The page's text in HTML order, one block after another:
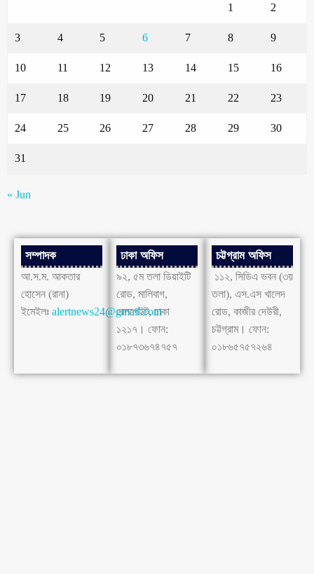
1 2
3 4 5 6 7 8 9
10 11 12 13 14 15 16
17 18 19 20 21 22 23
24 25 26 27 28 29 30
31
« Jun
সম্পাদক
আ.স.ম. আকতার
হোসেন (রানা)
ইমেইলঃ alertnews24@gmail.com
ঢাকা অফিস
৯২, ৫ম তলা ডিয়াইটি
রোড, মালিবাগ,
রেলগেইট, ঢাকা
১২১৭। ফোন:
০১৮৭৩৬৭৪৭৫৭
চট্টগ্রাম অফিস
১১২, সিডিএ ভবন (৩য়
তলা), এস.এস খালেদ
রোড, কাজীর দেউরী,
চট্টগ্রাম। ফোন:
০১৮৬৫৭৫৭২৬৪